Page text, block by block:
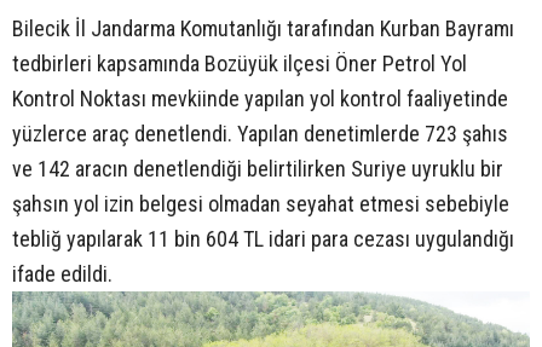
Bilecik İl Jandarma Komutanlığı tarafından Kurban Bayramı
tedbirleri kapsamında Bozüyük ilçesi Öner Petrol Yol
Kontrol Noktası mevkiinde yapılan yol kontrol faaliyetinde
yüzlerce araç denetlendi. Yapılan denetimlerde 723 şahıs
ve 142 aracın denetlendiği belirtilirken Suriye uyruklu bir
şahsın yol izin belgesi olmadan seyahat etmesi sebebiyle
tebliğ yapılarak 11 bin 604 TL idari para cezası uygulandığı
ifade edildi.